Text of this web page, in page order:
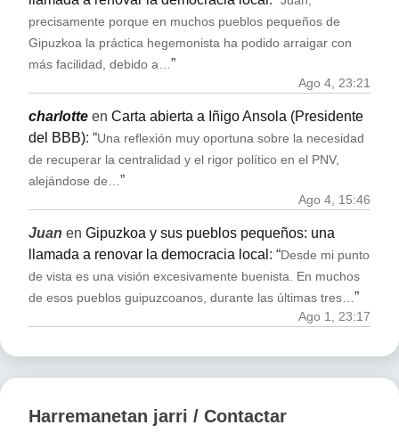
precisamente porque en muchos pueblos pequeños de
Gipuzkoa la práctica hegemonista ha podido arraigar con
más facilidad, debido a…”
Ago 4, 23:21
charlotte en Carta abierta a Iñigo Ansola (Presidente
del BBB): “Una reflexión muy oportuna sobre la necesidad
de recuperar la centralidad y el rigor político en el PNV,
alejándose de…”
Ago 4, 15:46
Juan en Gipuzkoa y sus pueblos pequeños: una
llamada a renovar la democracia local : “Desde mi punto
de vista es una visión excesivamente buenista. En muchos
de esos pueblos guipuzcoanos, durante las últimas tres… ”
Ago 1, 23:17
Harremanetan jarri / Contactar